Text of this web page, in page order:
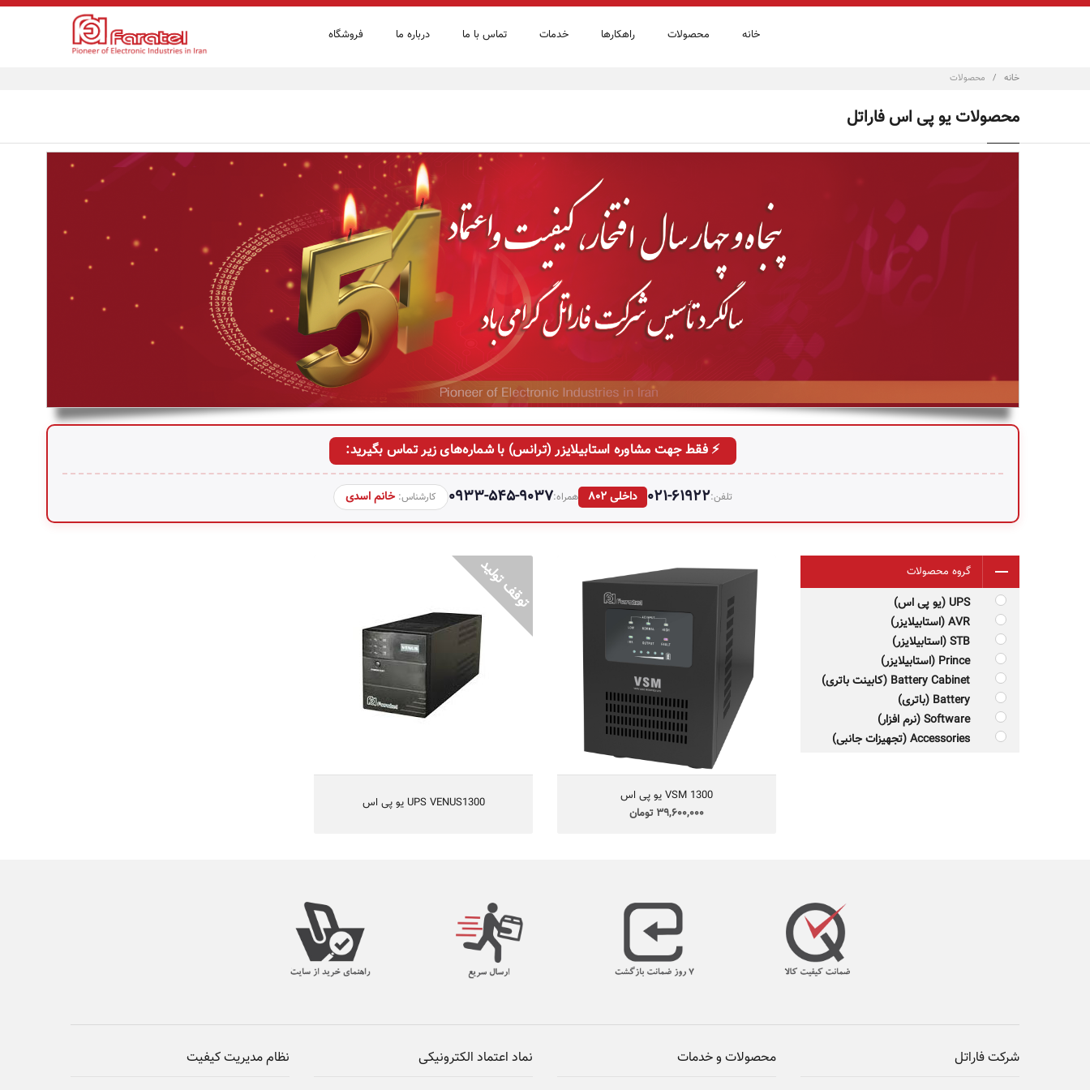
خانه محصولات راهكارها خدمات تماس با ما درباره ما فروشگاه
خانه / محصولات
محصولات یو پی اس فاراتل
⚡ فقط جهت مشاوره استابیلایزر (ترانس) با شماره‌های زیر تماس بگیرید:
تلفن:021-61922 داخلی 802 همراه:0933-545-9037 کارشناس: خانم اسدی
گروه محصولات
UPS (یو پی اس)
AVR (استابیلایزر)
STB (استابیلایزر)
Prince (استابیلایزر)
Battery Cabinet (کابینت باتری)
Battery (باتری)
Software (نرم افزار)
Accessories (تجهیزات جانبی)
VSM 1300 یو پی اس
39,600,000 تومان
VSM 1300 یو پی اس
39,600,000 تومان
یو پی اس مدل VSM1300
مناسب کامپیوترهای شخصی و تجهیزات جانبی
مناسب تجهیزات کوچک اکتیو شبکه
حجم و وزن پایین بهمراه 2 باتری‌ سیلد داخلی
یکسال گارانتی و 10 سال تامین قطعات
مناسب سیستم های صوتی و تصویری منازل،
سیستم اطفاء حریق، نظارت تصویری کوچک و....
UPS VENUS1300 یو پی اس
مناسب کامپیوترهای شخصی و تجهیزات جانبی
مناسب تجهیزات کوچک اکتیو شبکه
حجم و وزن پایین بهمراه 2 باتری‌ سیلد داخلی
مناسب سیستم های صوتی و تصویری منازل،
سیستم اطفاء حریق، نظارت تصویری کوچک و....
نظام مدیریت کیفیت نماد اعتماد الکترونیکی محصولات و خدمات شرکت فاراتل